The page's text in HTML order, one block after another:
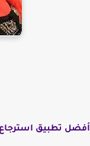
أفضل تطبيق